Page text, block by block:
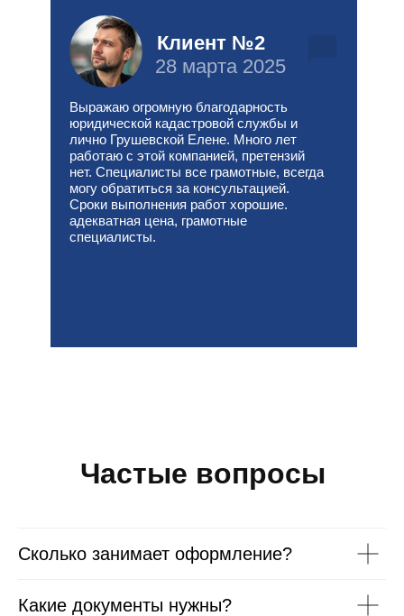
Клиент №2
28 марта 2025
Выражаю огромную благодарность
юридической кадастровой службы и
лично Грушевской Елене. Много лет
работаю с этой компанией, претензий
нет. Специалисты все грамотные, всегда
могу обратиться за консультацией.
Сроки выполнения работ хорошие.
адекватная цена, грамотные
специалисты.
Частые вопросы
Сколько занимает оформление?
Какие документы нужны?